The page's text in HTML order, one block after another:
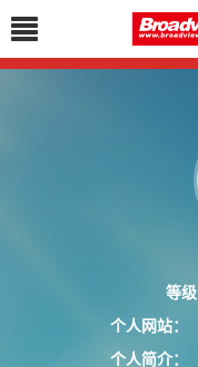
等级
个人网站：
个人简介：